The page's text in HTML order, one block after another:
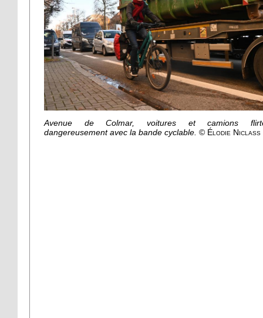
Avenue de Colmar, voitures et camions
dangereusement avec la bande cyclable. © Élodie Niclass